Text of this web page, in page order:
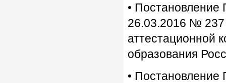
• Постановление
26.03.2016 №
аттестационной
образования
• Постановление